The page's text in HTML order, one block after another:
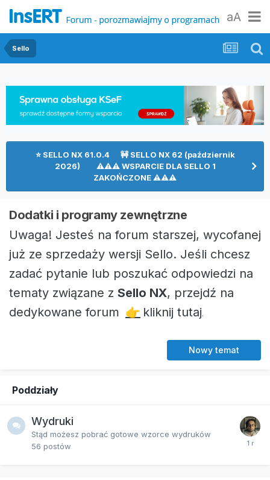
aA
Sello
⭐ SELLO NX 61.0.4 🚧 SELLO NX 62 (październik
2026) ⚠⚠⚠ WSPARCIE DLA SELLO 1
ZAKOŃCZONE ⚠⚠⚠
Dodatki i programy zewnętrzne
Uwaga! Jesteś na forum starszej, wycofanej
już ze sprzedaży wersji Sello. Jeśli chcesz
zadać pytanie lub poszukać odpowiedzi na
tematy związane z Sello NX, przejdź na
dedykowane forum 👉 kliknij tutaj.
Nowy temat
Poddziały
Wydruki
Stąd możesz pobrać gotowe wzorce wydruków
56 postów